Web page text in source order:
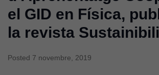
el GID en Física,
la revista
Posted 7 novembre, 2019